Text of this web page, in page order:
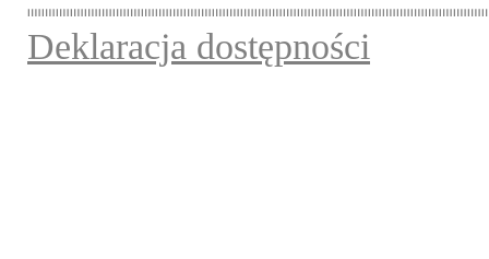
Deklaracja dostępności